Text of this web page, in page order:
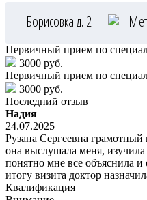
Борисовка д. 2
Первичный прием по
3000 руб.
Первичный прием по
3000 руб.
Последний отзыв
Надия
24.07.2025
Рузана Сергеевна
она выслушала меня,
понятно мне все объяснила
итогу визита доктор
Квалификация